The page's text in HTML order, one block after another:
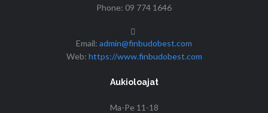
Phone: 09 774 1646
Email: admin@finbudobest.com
Web: https://www.finbudobest.com
Aukioloajat
Ma-Pe 11-18